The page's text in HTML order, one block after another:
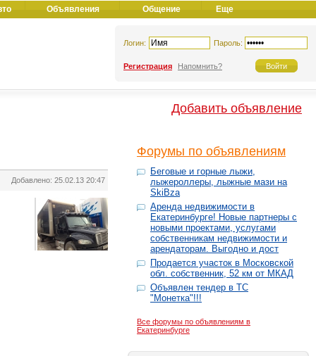
Объявления Общение Еще
Логин: Пароль:
Регистрация Напомнить?
Добавить объявление
Добавлено: 25.02.13 20:47
Форумы по объявлениям
Беговые и горные лыжи,
лыжероллеры, лыжные мази на
SkiBza
Аренда недвижимости в
Екатеринбурге! Новые партнеры с
новыми проектами, услугами
собственникам недвижимости и
арендаторам. Выгодно и дост
Продается участок в Московской
обл. собственник, 52 км от МКАД
Объявлен тендер в ТС
"Монетка"!!!
Все форумы по объявлениям в
Екатеринбурге